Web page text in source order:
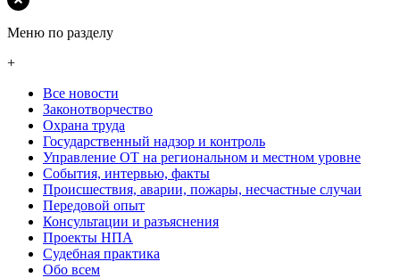
Меню по разделу
+
Все новости
Законотворчество
Охрана труда
Государственный надзор и контроль
Управление ОТ на региональном и местном уровне
События, интервью, факты
Происшествия, аварии, пожары, несчастные случаи
Передовой опыт
Консультации и разъяснения
Проекты НПА
Судебная практика
Обо всем